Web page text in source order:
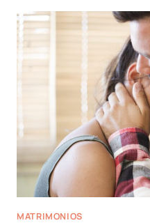
LA
COMUNICACIÓN
MATRIMONIAL
MATRIMONIOS